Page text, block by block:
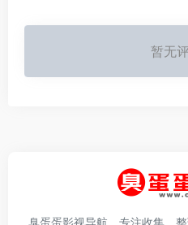
暂无
臭蛋蛋影视导航，专注收集、